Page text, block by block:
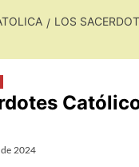
LOS
2024